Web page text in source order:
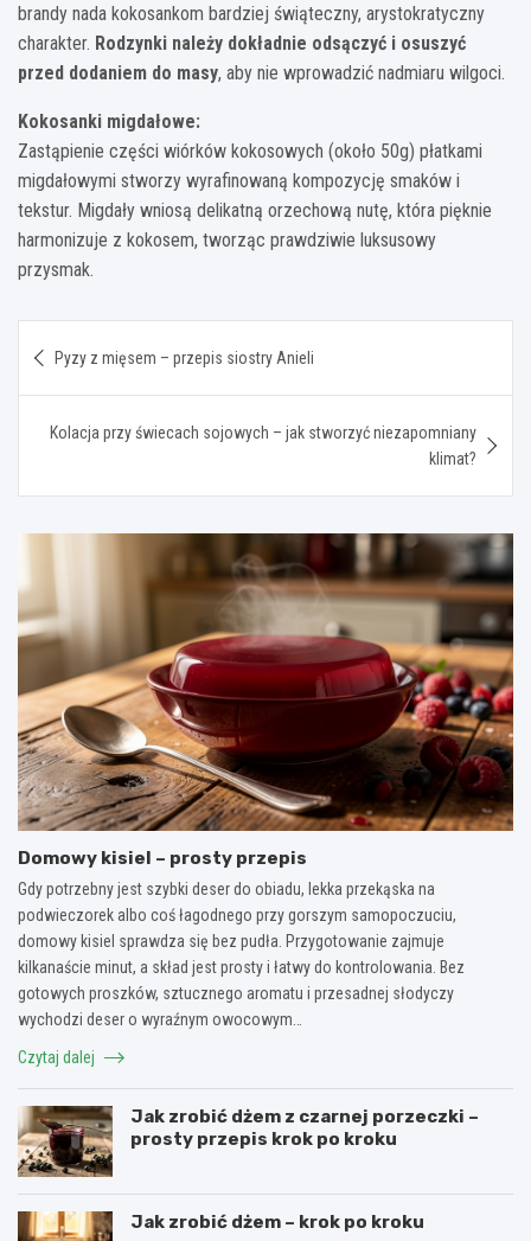
brandy nada kokosankom bardziej świąteczny, arystokratyczny
charakter. Rodzynki należy dokładnie odsączyć i osuszyć
przed dodaniem do masy, aby nie wprowadzić nadmiaru wilgoci.
Kokosanki migdałowe:
Zastąpienie części wiórków kokosowych (około 50g) płatkami
migdałowymi stworzy wyrafinowaną kompozycję smaków i
tekstur. Migdały wniosą delikatną orzechową nutę, która pięknie
harmonizuje z kokosem, tworząc prawdziwie luksusowy
przysmak.
wpisu
Pyzy z mięsem – przepis siostry Anieli
Kolacja przy świecach sojowych – jak stworzyć niezapomniany
klimat?
Domowy kisiel – prosty przepis
Gdy potrzebny jest szybki deser do obiadu, lekka przekąska na
podwieczorek albo coś łagodnego przy gorszym samopoczuciu,
domowy kisiel sprawdza się bez pudła. Przygotowanie zajmuje
kilkanaście minut, a skład jest prosty i łatwy do kontrolowania. Bez
gotowych proszków, sztucznego aromatu i przesadnej słodyczy
wychodzi deser o wyraźnym owocowym…
Czytaj dalej
Jak zrobić dżem z czarnej porzeczki –
prosty przepis krok po kroku
Jak zrobić dżem – krok po kroku